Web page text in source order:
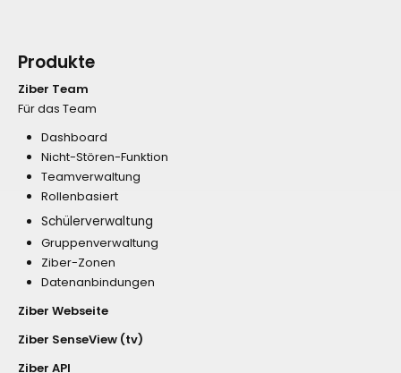
Produkte
Ziber Team
Für das Team
Dashboard
Nicht-Stören-Funktion
Teamverwaltung
Rollenbasiert
Schülerverwaltung
Gruppenverwaltung
Ziber-Zonen
Datenanbindungen
Ziber Webseite
Ziber SenseView (tv)
Ziber API